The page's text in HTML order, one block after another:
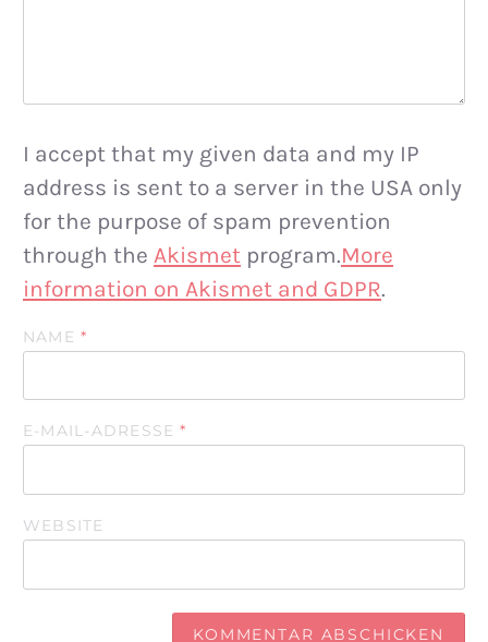
I accept that my given data and my IP
address is sent to a server in the USA only
for the purpose of spam prevention
through the Akismet program.More
information on Akismet and GDPR.
NAME*
E-MAIL-ADRESSE*
WEBSITE